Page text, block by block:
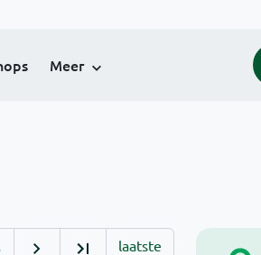
Meer
laatste